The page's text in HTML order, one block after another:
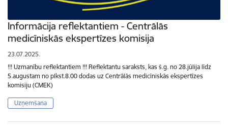
Informācija reflektantiem - Centrālās
medicīniskās ekspertīzes komisija
23.07.2025.
!!! Uzmanību reflektantiem !!! Reflektantu saraksts, kas š.g. no 28.jūlija līdz
5.augustam no plkst.8.00 dodas uz Centrālās medicīniskās ekspertīzes
komisiju (CMEK)
Uzņemšana